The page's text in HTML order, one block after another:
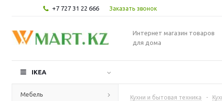
+7 727 31 22 666 Заказать звонок
Интернет магазин товаров
для дома
IKEA
Мебель Кухни и бытовая техника -